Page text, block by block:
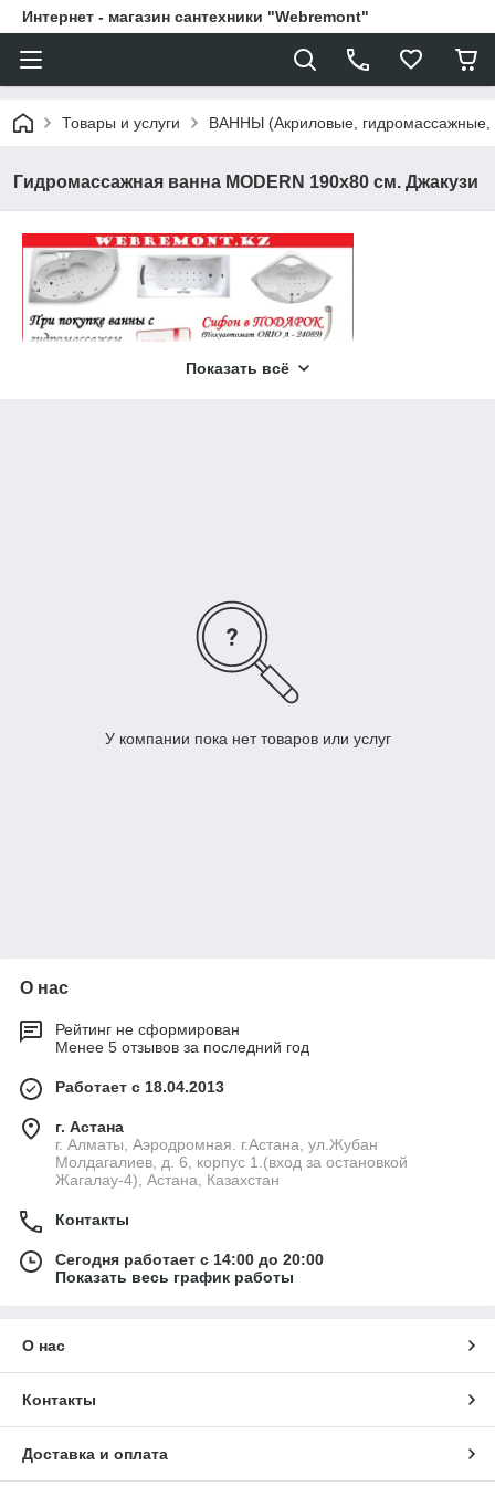
Интернет - магазин сантехники "Webremont"
Товары и услуги ВАННЫ (Акриловые,
Гидромассажная ванна MODERN 190х80 см. Джакузи
Показать всё
У компании пока нет товаров или услуг
О нас
Рейтинг не сформирован
Менее 5 отзывов за последний год
Работает с 18.04.2013
г. Астана
г. Алматы, Аэродромная. г.Астана, ул.Жубан
Молдагалиев, д. 6, корпус 1.(вход за остановкой
Жагалау-4), Астана, Казахстан
Контакты
Сегодня работает с 14:00 до 20:00
Показать весь график работы
О нас
Контакты
Доставка и оплата